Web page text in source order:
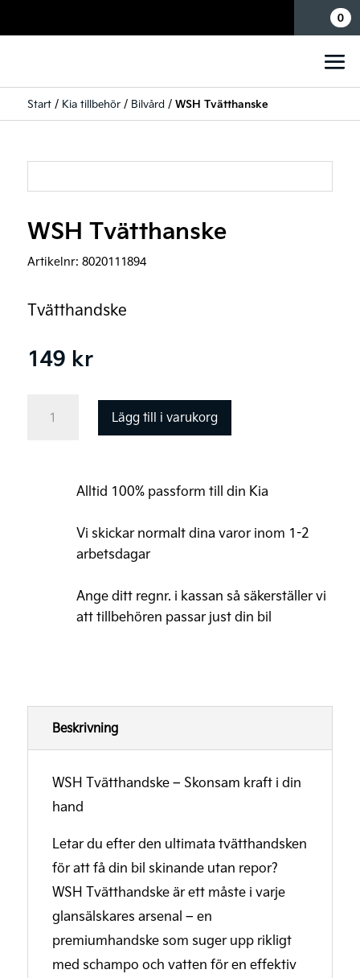
0
Start/ Kia tillbehör/ Bilvård / WSH Tvätthanske
WSH Tvätthanske
Artikelnr: 8020111894
Tvätthandske
149 kr
Lägg till i varukorg
Alltid 100% passform till din Kia
Vi skickar normalt dina varor inom 1-2
arbetsdagar
Ange ditt regnr. i kassan så säkerställer vi
att tillbehören passar just din bil
Beskrivning
WSH Tvätthandske – Skonsam kraft i din
hand
Letar du efter den ultimata tvätthandsken
för att få din bil skinande utan repor?
WSH Tvätthandske är ett måste i varje
glansälskares arsenal – en
premiumhandske som suger upp rikligt
med schampo och vatten för en effektiv